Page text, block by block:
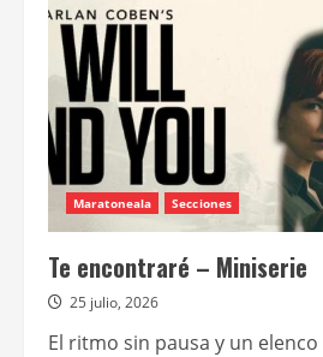
AMC
con
exclusivo:
“After
Dark”
Maratoneala Secciones
Te encontraré – Miniserie
25 julio, 2026
El ritmo sin pausa y un